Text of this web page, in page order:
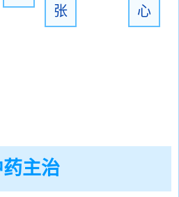
张
心
药主治